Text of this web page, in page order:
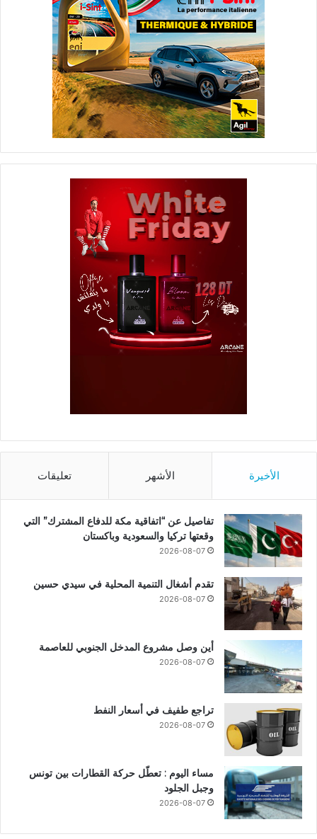
الأخيرة الأشهر تعليقات
تفاصيل عن “اتفاقية مكة للدفاع المشترك” التي
وقعتها تركيا والسعودية وباكستان
2026-08-07
تقدم أشغال التنمية المحلية في سيدي حسين
2026-08-07
أين وصل مشروع المدخل الجنوبي للعاصمة
2026-08-07
تراجع طفيف في أسعار النفط
2026-08-07
مساء اليوم : تعطّل حركة القطارات بين تونس
وجبل الجلود
2026-08-07